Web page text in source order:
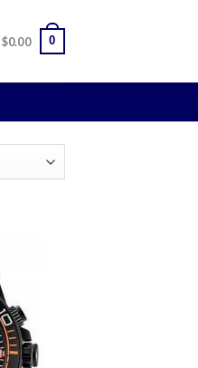
$0.00 0